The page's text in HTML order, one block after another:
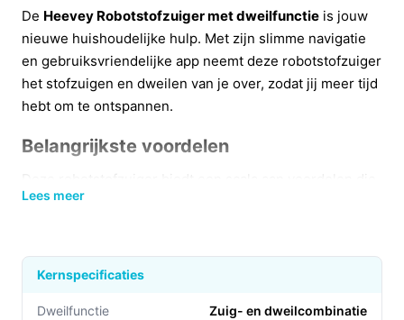
De Heevey Robotstofzuiger met dweilfunctie is jouw
nieuwe huishoudelijke hulp. Met zijn slimme navigatie
en gebruiksvriendelijke app neemt deze robotstofzuiger
het stofzuigen en dweilen van je over, zodat jij meer tijd
hebt om te ontspannen.
Belangrijkste voordelen
het schoonmaken een stuk eenvoudiger maken:
hij zelfstandig terug naar het oplaadstation.
Geïntegreerde dweilfunctie:
je ook dweilen, wat zorgt voor een grondige
Lees meer
Kernspecificaties
Dweilfunctie Zuig- en dweilcombinatie​